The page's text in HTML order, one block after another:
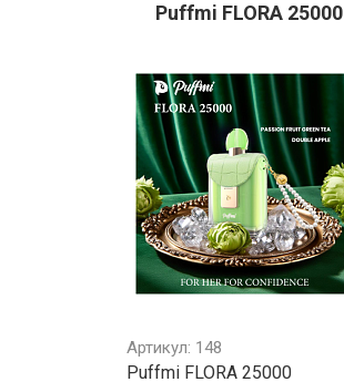
Puffmi FLORA 25000
Артикул: 148
Puffmi FLORA 25000